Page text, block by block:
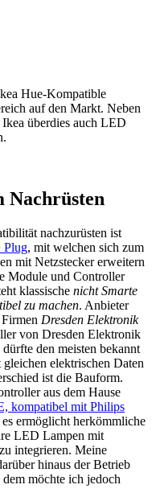
Hue-Kompatible
auf den Markt. Neben
überdies auch LED
nachzurüsten ist
Plug, mit welchen sich zum
mit Netzstecker erweitern
Module und Controller
klassische nicht Smarte
zu machen. Anbieter
Dresden Elektronik
von Dresden Elektronik
den meisten bekannt
elektrischen Daten
ist die Bauform.
aus dem Hause
kompatibel mit Philips
ermöglicht herkömmliche
LED Lampen mit
integrieren. Meine
hinaus der Betrieb
dem möchte ich jedoch